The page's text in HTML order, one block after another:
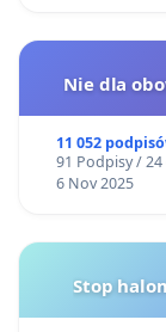
Nie dla
11 052
91 Podpisy /
6 Nov 2025
Stop